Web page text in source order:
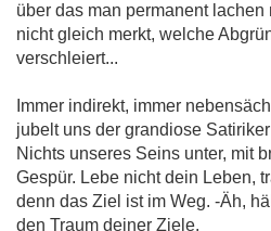
über das man permanent
nicht gleich merkt, welche
verschleiert...
Immer indirekt, immer
jubelt uns der grandiose
Nichts unseres Seins unter, mit
Gespür. Lebe nicht dein Leben,
denn das Ziel ist im Weg. -Äh,
den Traum deiner Ziele.